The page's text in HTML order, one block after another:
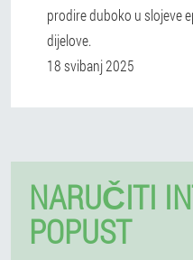
prodire duboko u slojeve
dijelove.
18 svibanj 2025
NARUČITI
POPUST